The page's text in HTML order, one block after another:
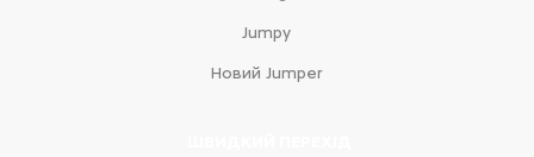
Jumpy
Новий Jumper